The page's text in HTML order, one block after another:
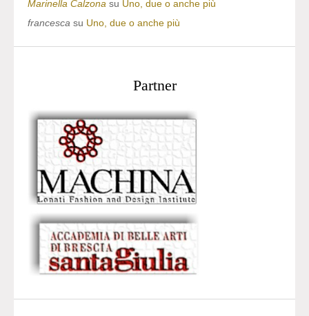
Marinella Calzona su Uno, due o anche più
francesca su Uno, due o anche più
Partner